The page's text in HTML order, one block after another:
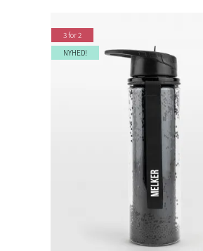
3 for 2
NYHED!